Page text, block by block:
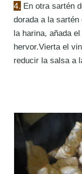
4. En otra sartén
dorada a la
la harina, añada
hervor.Vierta el
reducir la salsa a